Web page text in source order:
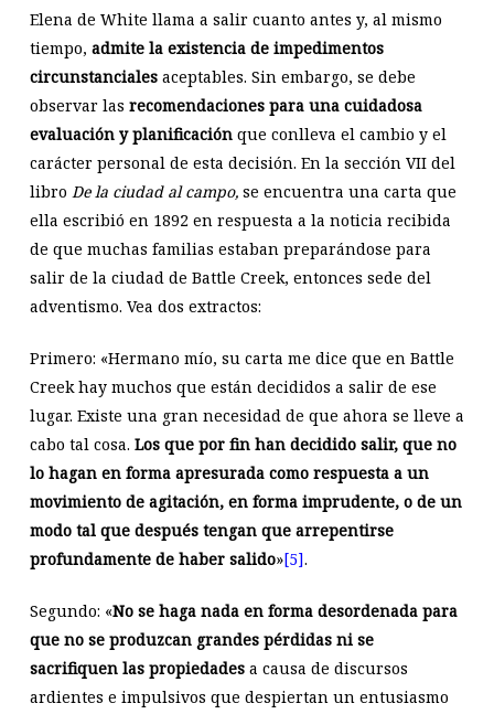
Elena de White llama a salir cuanto antes y, al mismo
tiempo, admite la existencia de impedimentos
circunstancialesaceptables. Sin embargo, se debe
observar las recomendaciones para una cuidadosa
evaluación y planificaciónque conlleva el cambio y el
carácter personal de esta decisión. En la sección VII del
libro De la ciudad al campo,se encuentra una carta que
ella escribió en 1892 en respuesta a la noticia recibida
de que muchas familias estaban preparándose para
salir de la ciudad de Battle Creek, entonces sede del
adventismo. Vea dos extractos:
Primero: «Hermano mío, su carta me dice que en Battle
Creek hay muchos que están decididos a salir de ese
lugar. Existe una gran necesidad de que ahora se lleve a
cabo tal cosa. Los que por fin han decidido salir, que no
lo hagan en forma apresurada como respuesta a un
movimiento de agitación, en forma imprudente, o de un
modo tal que después tengan que arrepentirse
profundamente de haber salido»[5].
Segundo: «No se haga nada en forma desordenada para
que no se produzcan grandes pérdidas ni se
sacrifiquen las propiedadesa causa de discursos
ardientes e impulsivos que despiertan un entusiasmo